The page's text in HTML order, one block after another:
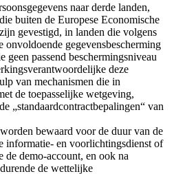
naar derde landen,
buiten de Europese Economische
gevestigd, in landen die volgens
onvoldoende gegevensbescherming
geen passend beschermingsniveau
deze
van mechanismen die in
de toepasselijke wetgeving,
„standaardcontractbepalingen“ van
bewaard voor de duur van de
informatie- en voorlichtingsdienst of
de demo-account, en ook na
de wettelijke